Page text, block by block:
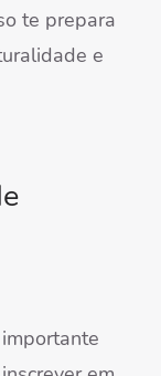
te prepara
e